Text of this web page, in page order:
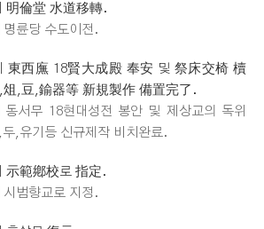
明倫堂 水道移轉.
륜당 수도이전.
東西廡 18賢大成殿 奉安 및 祭床交椅 櫝
,豆,鍮器等 新規製作 備置完了.
동서무 18현대성전 봉안 및 제상교의 독위
,유기등 신규제작 비치완료.
示範鄕校로 指定.
범향교로 지정.